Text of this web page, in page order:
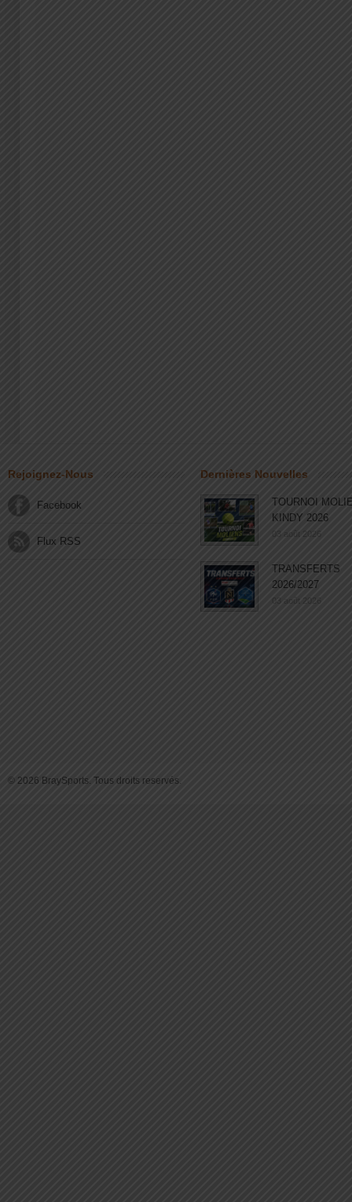
Rejoignez-Nous
Facebook
Flux RSS
Dernières Nouvelles
TOURNOI
KINDY 2026
03 août 2026
TRANSFERTS
2026/2027
03 août 2026
© 2026 BraySports. Tous droits reservés.